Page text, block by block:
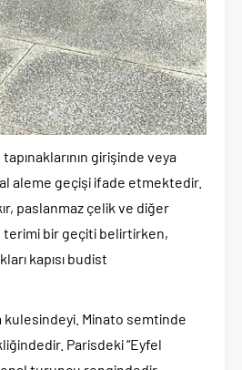
girişinde veya
aleme geçişi ifade etmektedir.
paslanmaz çelik ve diğer
bir geçiti belirtirken,
kapısı budist
kulesindeyi. Minato semtinde
Parisdeki “Eyfel